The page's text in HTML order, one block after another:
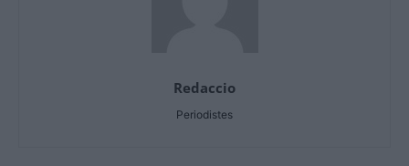
Redaccio
Periodistes